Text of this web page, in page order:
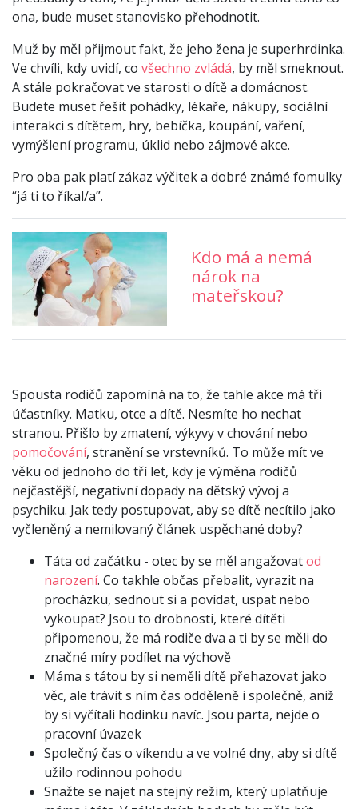
ona, bude muset stanovisko přehodnotit.
Muž by měl přijmout fakt, že jeho žena je superhrdinka.
Ve chvíli, kdy uvidí, co všechno zvládá, by měl smeknout.
A stále pokračovat ve starosti o dítě a domácnost.
Budete muset řešit pohádky, lékaře, nákupy, sociální
interakci s dítětem, hry, bebíčka, koupání, vaření,
vymýšlení programu, úklid nebo zájmové akce.
Pro oba pak platí zákaz výčitek a dobré známé fomulky
“já ti to říkal/a”.
Kdo má a nemá
nárok na
mateřskou?
Spousta rodičů zapomíná na to, že tahle akce má tři
účastníky. Matku, otce a dítě. Nesmíte ho nechat
stranou. Přišlo by zmatení, výkyvy v chování nebo
pomočování, stranění se vrstevníků. To může mít ve
věku od jednoho do tří let, kdy je výměna rodičů
nejčastější, negativní dopady na dětský vývoj a
psychiku. Jak tedy postupovat, aby se dítě necítilo jako
vyčleněný a nemilovaný článek uspěchané doby?
Táta od začátku - otec by se měl angažovatod
narození. Co takhle občas přebalit, vyrazit na
procházku, sednout si a povídat, uspat nebo
vykoupat? Jsou to drobnosti, které dítěti
připomenou, že má rodiče dva a ti by se měli do
značné míry podílet na výchově
Máma s tátou by si neměli dítě přehazovat jako
věc, ale trávit s ním čas odděleně i společně, aniž
by si vyčítali hodinku navíc. Jsou parta, nejde o
pracovní úvazek
Společný čas o víkendu a ve volné dny, aby si dítě
užilo rodinnou pohodu
Snažte se najet na stejný režim, který uplatňuje